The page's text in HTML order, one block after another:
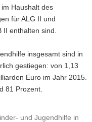
Haushalt des
für ALG II und
enthalten sind.
insgesamt sind in
gestiegen: von 1,13
Euro im Jahr 2015.
81 Prozent.
und Jugendhilfe in